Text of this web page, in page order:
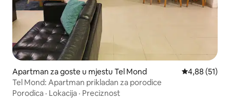
Apartman za goste u mjestu Tel Mond Prosječna
4,88 (51)
Tel Mond: Apartman prikladan za porodice
Porodica · Lokacija · Preciznost